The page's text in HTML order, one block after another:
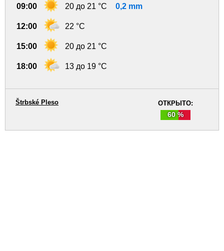
09:00 20 до 21 °C 0,2 mm
12:00 22 °C
15:00 20 до 21 °C
18:00 13 до 19 °C
ОТКРЫТО:
60 %
Štrbské Pleso